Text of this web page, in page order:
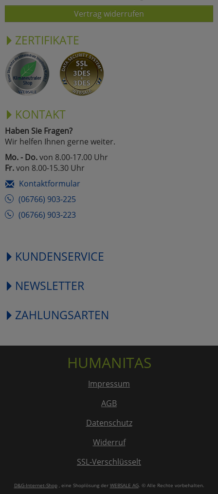
Vertrag widerrufen
ZERTIFIKATE
KONTAKT
Haben Sie Fragen?
Wir helfen Ihnen gerne weiter.
Mo. - Do.von 8.00-17.00 Uhr
Fr.von 8.00-15.30 Uhr
Kontaktformular
(06766) 903-225
(06766) 903-223
KUNDENSERVICE
NEWSLETTER
ZAHLUNGSARTEN
HUMANITAS
Impressum
AGB
Datenschutz
Widerruf
SSL-Verschlüsselt
D&G-Internet-Shop, eine Shoplösung der WEBSALE AG. © Alle Rechte vorbehalten.